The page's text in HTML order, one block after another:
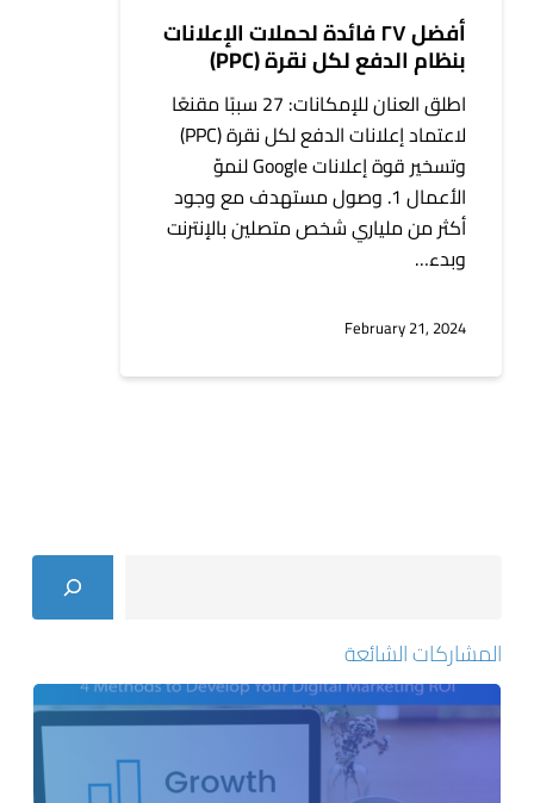
أفضل ٢٧ فائدة لحملات الإعلانات
بنظام الدفع لكل نقرة (PPC)
اطلق العنان للإمكانات: 27 سببًا مقنعًا
لاعتماد إعلانات الدفع لكل نقرة (PPC)
وتسخير قوة إعلانات Google لنموّ
الأعمال 1. وصول مستهدف مع وجود
أكثر من ملياري شخص متصلين بالإنترنت
وبدء…
February 21, 2024
المشاركات الشائعة